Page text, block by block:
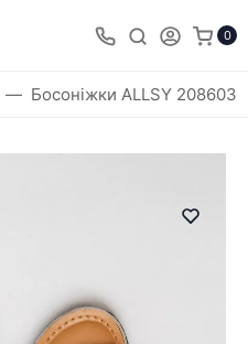
0
Босоніжки ALLSY 208603